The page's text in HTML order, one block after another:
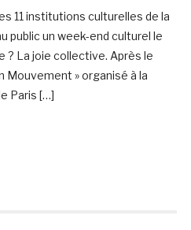
11 institutions culturelles de la
public un week-end culturel le
? La joie collective. Après le
Mouvement » organisé à la
Paris […]